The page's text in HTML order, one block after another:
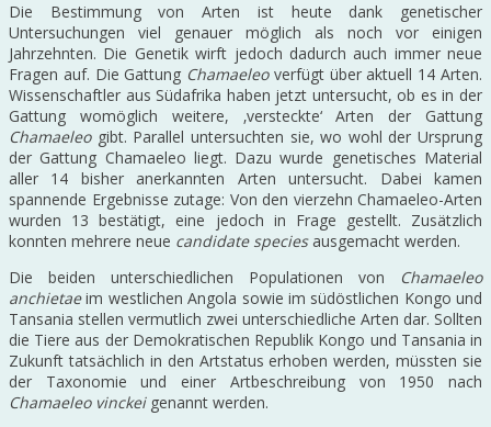
Die Bestimmung von Arten ist heute dank genetischer
Untersuchungen viel genauer möglich als noch vor einigen
Jahrzehnten. Die Genetik wirft jedoch dadurch auch immer neue
Fragen auf. Die Gattung Chamaeleoverfügt über aktuell 14 Arten.
Wissenschaftler aus Südafrika haben jetzt untersucht, ob es in der
Gattung womöglich weitere, ‚versteckte‘ Arten der Gattung
Chamaeleogibt. Parallel untersuchten sie, wo wohl der Ursprung
der Gattung Chamaeleo liegt. Dazu wurde genetisches Material
aller 14 bisher anerkannten Arten untersucht. Dabei kamen
spannende Ergebnisse zutage: Von den vierzehn Chamaeleo-Arten
wurden 13 bestätigt, eine jedoch in Frage gestellt. Zusätzlich
konnten mehrere neue candidate speciesausgemacht werden.
Die beiden unterschiedlichen Populationen von
Chamaeleo
anchietaeim westlichen Angola sowie im südöstlichen Kongo und
Tansania stellen vermutlich zwei unterschiedliche Arten dar. Sollten
die Tiere aus der Demokratischen Republik Kongo und Tansania in
Zukunft tatsächlich in den Artstatus erhoben werden, müssten sie
der Taxonomie und einer Artbeschreibung von 1950 nach
Chamaeleo vinckeigenannt werden.